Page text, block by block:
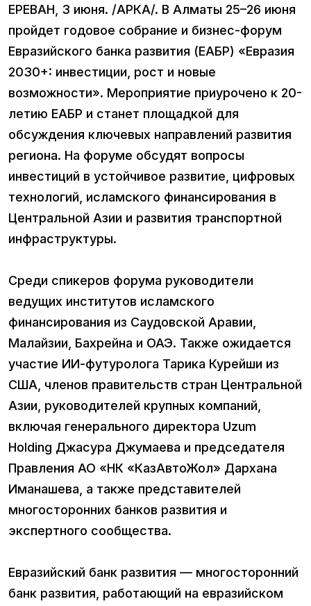
ЕРЕВАН, 3 июня. /АРКА/. В Алматы 25–26 июня
пройдет годовое собрание и бизнес-форум
Евразийского банка развития (ЕАБР) «Евразия
2030+: инвестиции, рост и новые
возможности». Мероприятие приурочено к 20-
летию ЕАБР и станет площадкой для
обсуждения ключевых направлений развития
региона. На форуме обсудят вопросы
инвестиций в устойчивое развитие, цифровых
технологий, исламского финансирования в
Центральной Азии и развития транспортной
инфраструктуры.
Среди спикеров форума руководители
ведущих институтов исламского
финансирования из Саудовской Аравии,
Малайзии, Бахрейна и ОАЭ. Также ожидается
участие ИИ-футуролога Тарика Курейши из
США, членов правительств стран Центральной
Азии, руководителей крупных компаний,
включая генерального директора Uzum
Holding Джасура Джумаева и председателя
Правления АО «НК «КазАвтоЖол» Дархана
Иманашева, а также представителей
многосторонних банков развития и
экспертного сообщества.
Евразийский банк развития — многосторонний
банк развития, работающий на евразийском